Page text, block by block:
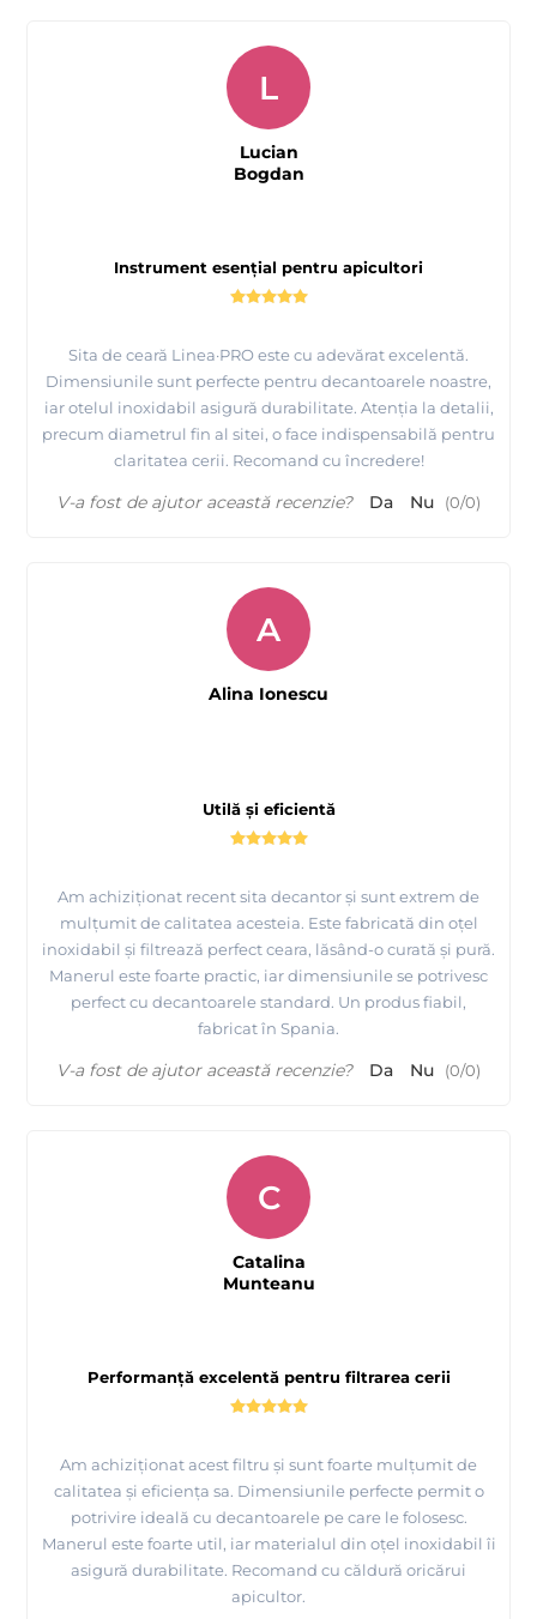
Instrument esențial pentru apicultori
Sita de ceară Linea·PRO este cu adevărat excelentă.
Dimensiunile sunt perfecte pentru decantoarele noastre,
iar otelul inoxidabil asigură durabilitate. Atenția la detalii,
precum diametrul fin al sitei, o face indispensabilă pentru
claritatea cerii. Recomand cu încredere!
L
Lucian
Bogdan
V-a fost de ajutor această recenzie? Da Nu (0/0)
Utilă și eficientă
Am achiziționat recent sita decantor și sunt extrem de
mulțumit de calitatea acesteia. Este fabricată din oțel
inoxidabil și filtrează perfect ceara, lăsând-o curată și pură.
Manerul este foarte practic, iar dimensiunile se potrivesc
perfect cu decantoarele standard. Un produs fiabil,
fabricat în Spania.
A
Alina Ionescu
V-a fost de ajutor această recenzie? Da Nu (0/0)
Performanță excelentă pentru filtrarea cerii
Am achiziționat acest filtru și sunt foarte mulțumit de
calitatea și eficiența sa. Dimensiunile perfecte permit o
potrivire ideală cu decantoarele pe care le folosesc.
Manerul este foarte util, iar materialul din oțel inoxidabil îi
asigură durabilitate. Recomand cu căldură oricărui
apicultor.
C
Catalina
Munteanu